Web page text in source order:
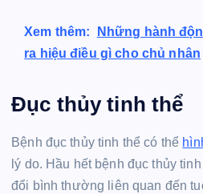
Xem thêm:
Những hành
ra hiệu điều gì cho chủ nhân
Đục thủy tinh thể
Bệnh đục thủy tinh thể có thể
lý do. Hầu hết bệnh đục thủy
đổi bình thường liên quan đến